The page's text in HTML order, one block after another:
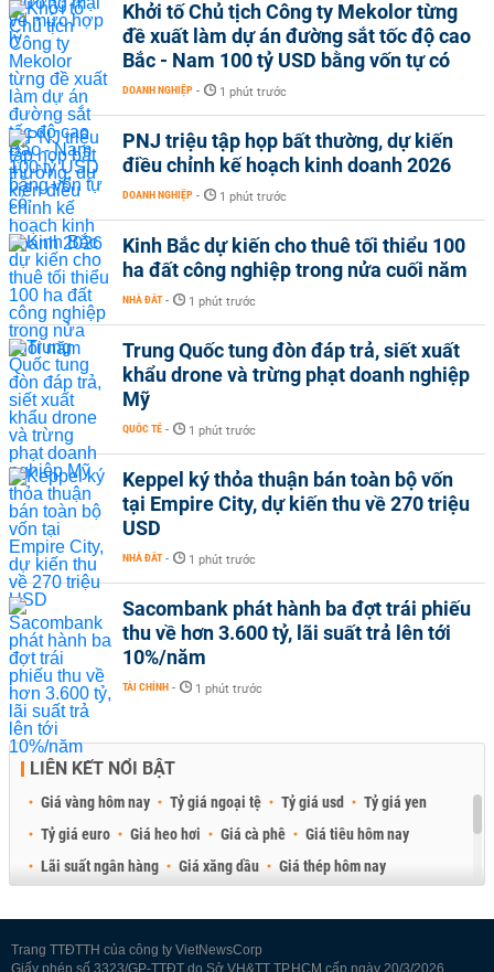
Khởi tố Chủ tịch Công ty Mekolor từng
đề xuất làm dự án đường sắt tốc độ cao
Bắc - Nam 100 tỷ USD bằng vốn tự có
DOANH NGHIỆP - 1 phút trước
PNJ triệu tập họp bất thường, dự kiến
điều chỉnh kế hoạch kinh doanh 2026
DOANH NGHIỆP - 1 phút trước
Kinh Bắc dự kiến cho thuê tối thiểu 100
ha đất công nghiệp trong nửa cuối năm
NHÀ ĐẤT - 1 phút trước
Trung Quốc tung đòn đáp trả, siết xuất
khẩu drone và trừng phạt doanh nghiệp
Mỹ
QUỐC TẾ - 1 phút trước
Keppel ký thỏa thuận bán toàn bộ vốn
tại Empire City, dự kiến thu về 270 triệu
USD
NHÀ ĐẤT - 1 phút trước
Sacombank phát hành ba đợt trái phiếu
thu về hơn 3.600 tỷ, lãi suất trả lên tới
10%/năm
TÀI CHÍNH - 1 phút trước
LIÊN KẾT NỔI BẬT
Giá vàng hôm nay Tỷ giá ngoại tệ Tỷ giá usd
Tỷ giá yen
Tỷ giá euro
Giá heo hơi Giá cà phê
Giá tiêu hôm nay
Lãi suất ngân hàng
Giá xăng dầu
Giá thép hôm nay
Trang TTĐTTH của công ty VietNewsCorp
Giấy phép số 3323/GP-TTĐT do Sở VH&TT TP.HCM cấp ngày 20/3/2026